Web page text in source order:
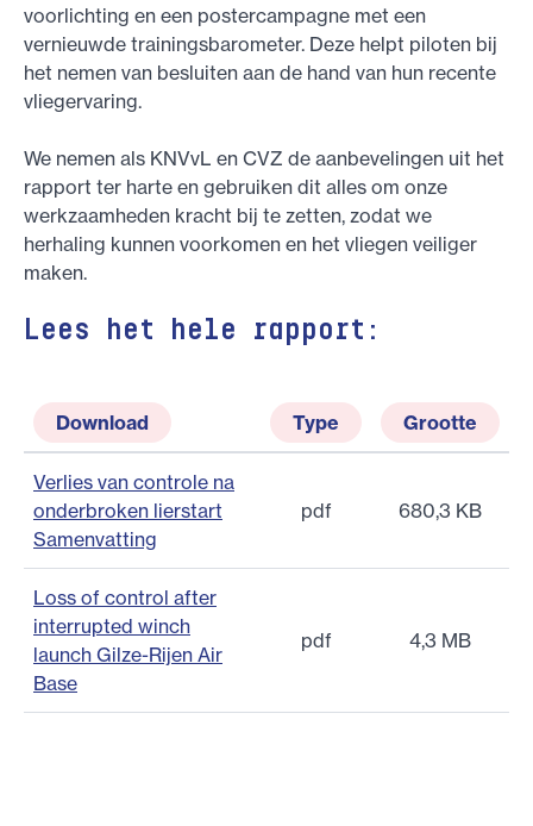
voorlichting en een postercampagne met een
vernieuwde trainingsbarometer. Deze helpt piloten bij
het nemen van besluiten aan de hand van hun recente
vliegervaring.
We nemen als KNVvL en CVZ de aanbevelingen uit het
rapport ter harte en gebruiken dit alles om onze
werkzaamheden kracht bij te zetten, zodat we
herhaling kunnen voorkomen en het vliegen veiliger
maken.
Lees het hele rapport:
Download Type Grootte
Verlies van controle na
onderbroken lierstart
Samenvatting
pdf 680,3 KB
Loss of control after
interrupted winch
launch Gilze-Rijen Air
Base
pdf 4,3 MB